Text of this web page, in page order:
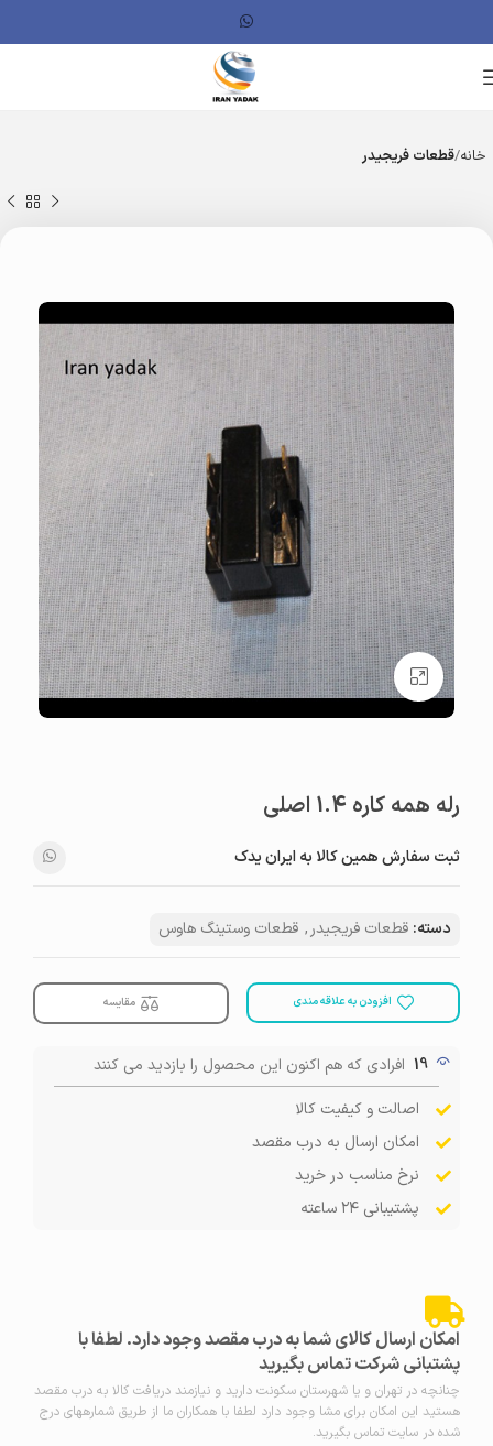
خانه قطعات فریجیدر
بزرگنمایی تصویر
رله همه کاره 1.4 اصلی
ثبت سفارش همین کالا به ایران یدک
دسته: قطعات فریجیدر , قطعات وستینگ هاوس
افزودن به علاقه مندی مقایسه
19 افرادی که هم اکنون این محصول را بازدید می کنند
اصالت و کیفیت کالا
امکان ارسال به درب مقصد
نرخ مناسب در خرید
پشتیبانی ۲۴ ساعته
امکان ارسال کالای شما به درب مقصد وجود دارد. لطفا با
پشتبانی شرکت تماس بگیرید
چنانچه در تهران و یا شهرستان سکونت دارید و نیازمند دریافت کالا به درب مقصد
هستید این امکان برای مشا وجود دارد لطفا با همکاران ما از طریق شمارههای درج
شده در سایت تماس بگیرید.